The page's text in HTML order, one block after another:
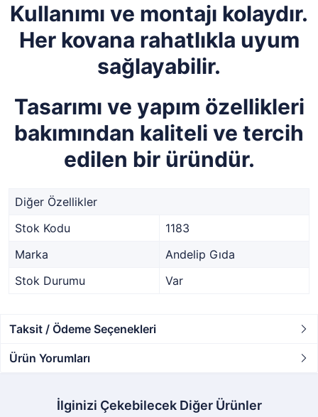
Kullanımı ve montajı kolaydır.
Her kovana rahatlıkla uyum
sağlayabilir.
Tasarımı ve yapım özellikleri
bakımından kaliteli ve tercih
edilen bir üründür.
Diğer Özellikler
Stok Kodu
1183
Marka
Andelip Gıda
Stok Durumu
Var
Taksit / Ödeme Seçenekleri
Ürün Yorumları
İlginizi Çekebilecek Diğer Ürünler